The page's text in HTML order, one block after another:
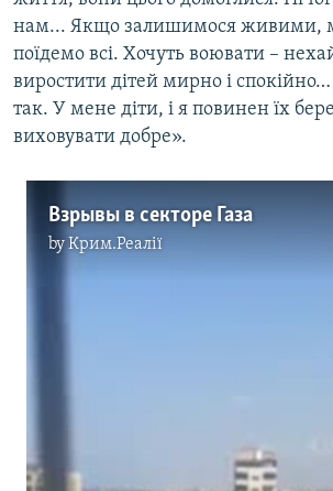
нам... Якщо залишимося живими,
поїдемо всі. Хочуть воювати –
виростити дітей мирно і
так. У мене діти, і я повинен їх
виховувати добре».
Взрывы в секторе Газа
byКрим.Реалії